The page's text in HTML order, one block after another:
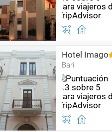
Hotel Imago
Bari